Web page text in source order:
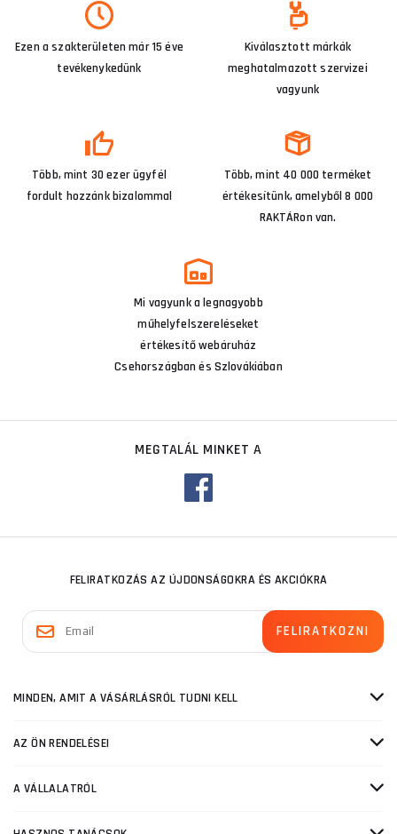
Ezen a szakterületen már 15 éve
tevékenykedünk
Kiválasztott márkák
meghatalmazott szervizei
vagyunk
Több, mint 30 ezer ügyfél
fordult hozzánk bizalommal
Több, mint 40 000 terméket
értékesítünk, amelyből 8 000
RAKTÁRon van.
Mi vagyunk a legnagyobb
műhelyfelszereléseket
értékesítő webáruház
Csehországban és Szlovákiában
MEGTALÁL MINKET A
FELIRATKOZÁS AZ ÚJDONSÁGOKRA ÉS AKCIÓKRA
MINDEN, AMIT A VÁSÁRLÁSRÓL TUDNI KELL
AZ ÖN RENDELÉSEI
A VÁLLALATRÓL